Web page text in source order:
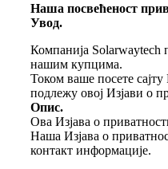
Наша посвећеност
Увод.
Компанија Solarwaytech
нашим купцима.
Током ваше посете
подлежу овој Изјави о
Опис.
Ова Изјава о
Наша Изјава о
контакт информације.